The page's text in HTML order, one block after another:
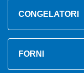
CONGELATORI
FORNI